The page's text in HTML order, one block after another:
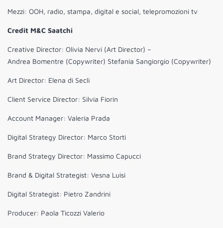
Mezzi: OOH, radio, stampa, digital e social, telepromozioni tv
Credit M&C Saatchi
Creative Director: Olivia Nervi (Art Director) –
Andrea Bomentre (Copywriter) Stefania Sangiorgio (Copywriter)
Art Director: Elena di Seclì
Client Service Director: Silvia Fiorin
Account Manager: Valeria Prada
Digital Strategy Director: Marco Storti
Brand Strategy Director: Massimo Capucci
Brand & Digital Strategist: Vesna Luisi
Digital Strategist: Pietro Zandrini
Producer: Paola Ticozzi Valerio